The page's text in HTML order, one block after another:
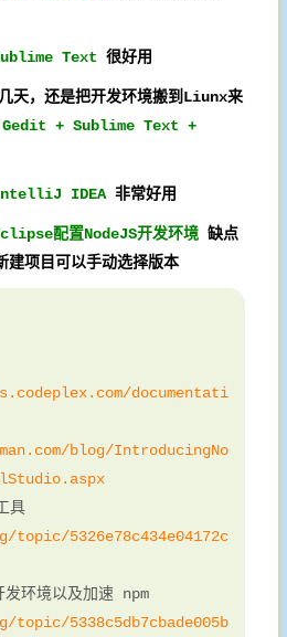
Text 很好用
天，还是把开发环境搬到Liunx来
Gedit + Sublime Text +
IDEA 非常好用
配置NodeJS开发环境 缺点
项目可以手动选择版本
documentati
blog/IntroducingNo
具
5326e78c434e04172c
环境以及加速 npm
5338c5db7cbade005b